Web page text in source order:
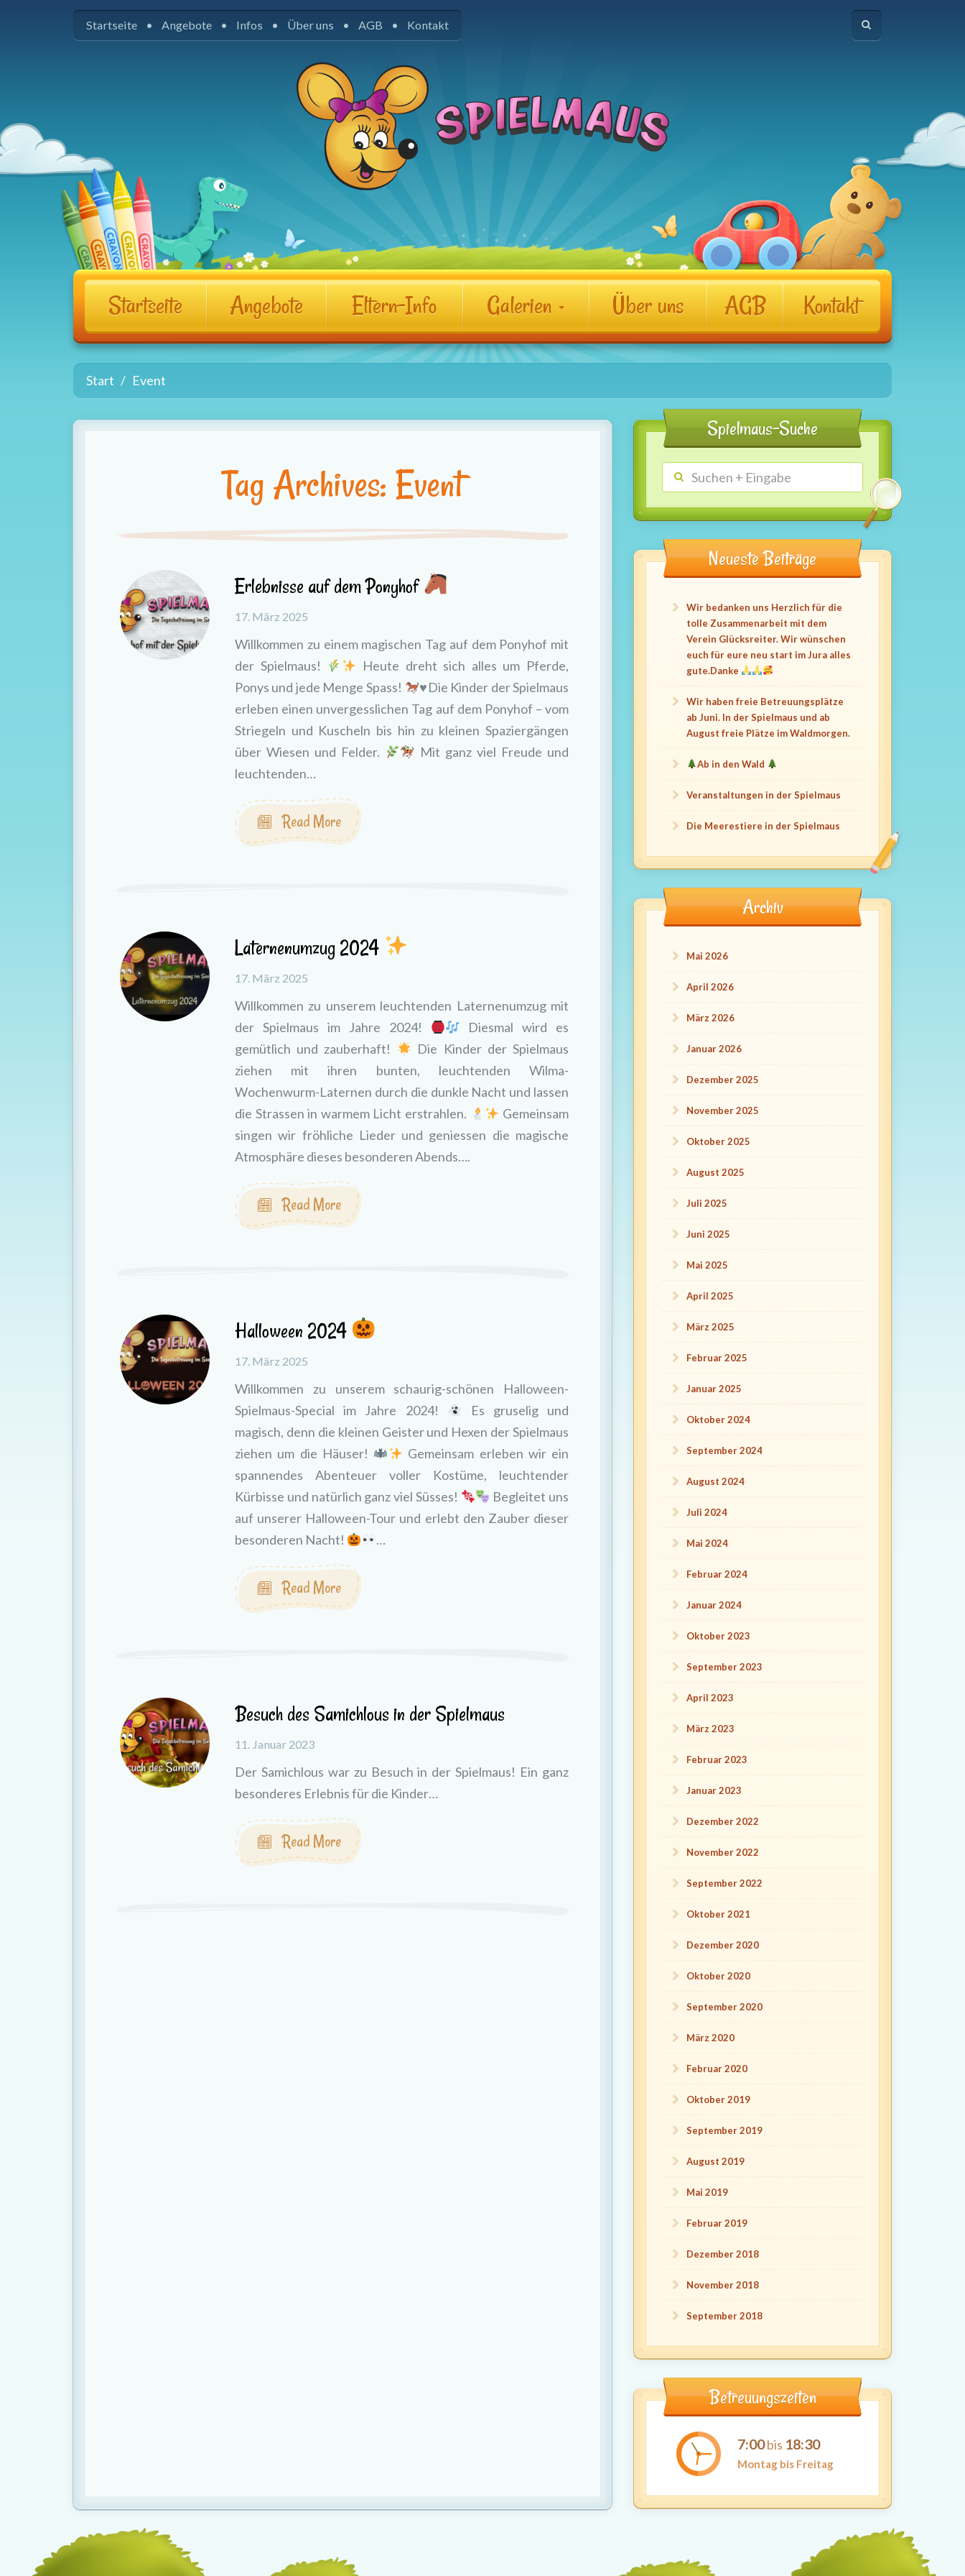
Startseite Angebote Infos Über uns AGB Kontakt
Startseite Angebote Eltern-Info Galerien Über uns AGB Kontakt
Start Event
Tag Archives: Event
Erlebnisse auf dem Ponyhof
17. März 2025
Willkommen zu einem magischen Tag auf dem Ponyhof mit
der Spielmaus!
Heute dreht sich alles um Pferde,
Ponys und jede Menge Spass!
♥️Die Kinder der Spielmaus
erleben einen unvergesslichen Tag auf dem Ponyhof – vom
Striegeln und Kuscheln bis hin zu kleinen Spaziergängen
über Wiesen und Felder.
Mit ganz viel Freude und
leuchtenden…
Read More
Laternenumzug 2024
17. März 2025
Willkommen zu unserem leuchtenden Laternenumzug mit
der Spielmaus im Jahre 2024!
Diesmal wird es
gemütlich und zauberhaft!
Die Kinder der Spielmaus
ziehen mit ihren bunten, leuchtenden Wilma-
Wochenwurm-Laternen durch die dunkle Nacht und lassen
die Strassen in warmem Licht erstrahlen.
Gemeinsam
singen wir fröhliche Lieder und geniessen die magische
Atmosphäre dieses besonderen Abends….
Read More
Halloween 2024
17. März 2025
Willkommen zu unserem schaurig-schönen Halloween-
Spielmaus-Special im Jahre 2024!
Es gruselig und
magisch, denn die kleinen Geister und Hexen der Spielmaus
ziehen um die Häuser!
Gemeinsam erleben wir ein
spannendes Abenteuer voller Kostüme, leuchtender
Kürbisse und natürlich ganz viel Süsses!
Begleitet uns
auf unserer Halloween-Tour und erlebt den Zauber dieser
besonderen Nacht!
…
Read More
Besuch des Samichlous in der Spielmaus
11. Januar 2023
Der Samichlous war zu Besuch in der Spielmaus! Ein ganz
besonderes Erlebnis für die Kinder…
Read More
Spielmaus-Suche
Neueste Beiträge
Wir bedanken uns Herzlich für die
tolle Zusammenarbeit mit dem
Verein Glücksreiter. Wir wünschen
euch für eure neu start im Jura alles
gute.Danke
Wir haben freie Betreuungsplätze
ab Juni. In der Spielmaus und ab
August freie Plätze im Waldmorgen.
Ab in den Wald
Veranstaltungen in der Spielmaus
Die Meerestiere in der Spielmaus
Archiv
Mai 2026
April 2026
März 2026
Januar 2026
Dezember 2025
November 2025
Oktober 2025
August 2025
Juli 2025
Juni 2025
Mai 2025
April 2025
März 2025
Februar 2025
Januar 2025
Oktober 2024
September 2024
August 2024
Juli 2024
Mai 2024
Februar 2024
Januar 2024
Oktober 2023
September 2023
April 2023
März 2023
Februar 2023
Januar 2023
Dezember 2022
November 2022
September 2022
Oktober 2021
Dezember 2020
Oktober 2020
September 2020
März 2020
Februar 2020
Oktober 2019
September 2019
August 2019
Mai 2019
Februar 2019
Dezember 2018
November 2018
September 2018
Betreuungszeiten
7:00bis 18:30
Montag bis Freitag